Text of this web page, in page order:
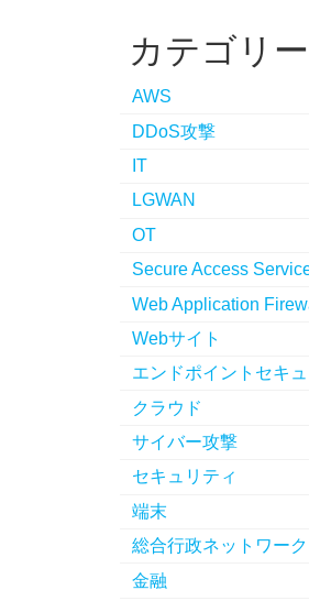
カテゴリー
AWS
DDoS攻撃
IT
LGWAN
OT
Secure Access
Web Application
Webサイト
エンドポイントセキ
クラウド
サイバー攻撃
セキュリティ
端末
総合行政ネットワーク
金融